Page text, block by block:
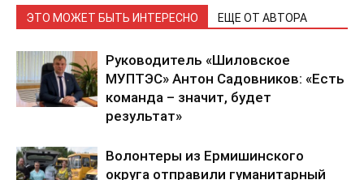
ЭТО МОЖЕТ БЫТЬ ИНТЕРЕСНО ЕЩЕ ОТ АВТОРА
Руководитель «Шиловское
МУПТЭС» Антон Садовников: «Есть
команда – значит, будет
результат»
Волонтеры из Ермишинского
округа отправили гуманитарный